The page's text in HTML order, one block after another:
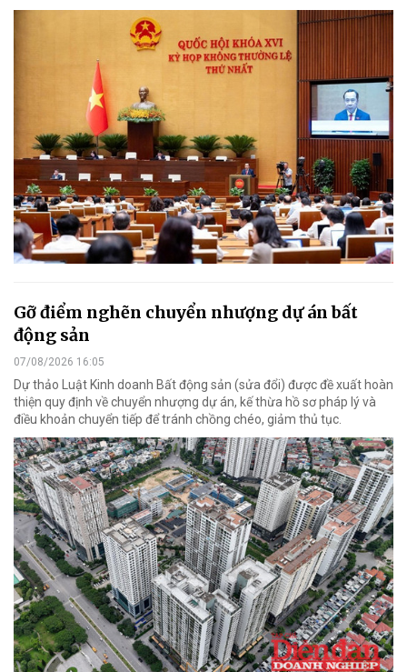
Gỡ điểm nghẽn chuyển nhượng dự án bất
động sản
07/08/2026 16:05
Dự thảo Luật Kinh doanh Bất động sản (sửa đổi) được đề xuất hoàn
thiện quy định về chuyển nhượng dự án, kế thừa hồ sơ pháp lý và
điều khoản chuyển tiếp để tránh chồng chéo, giảm thủ tục.